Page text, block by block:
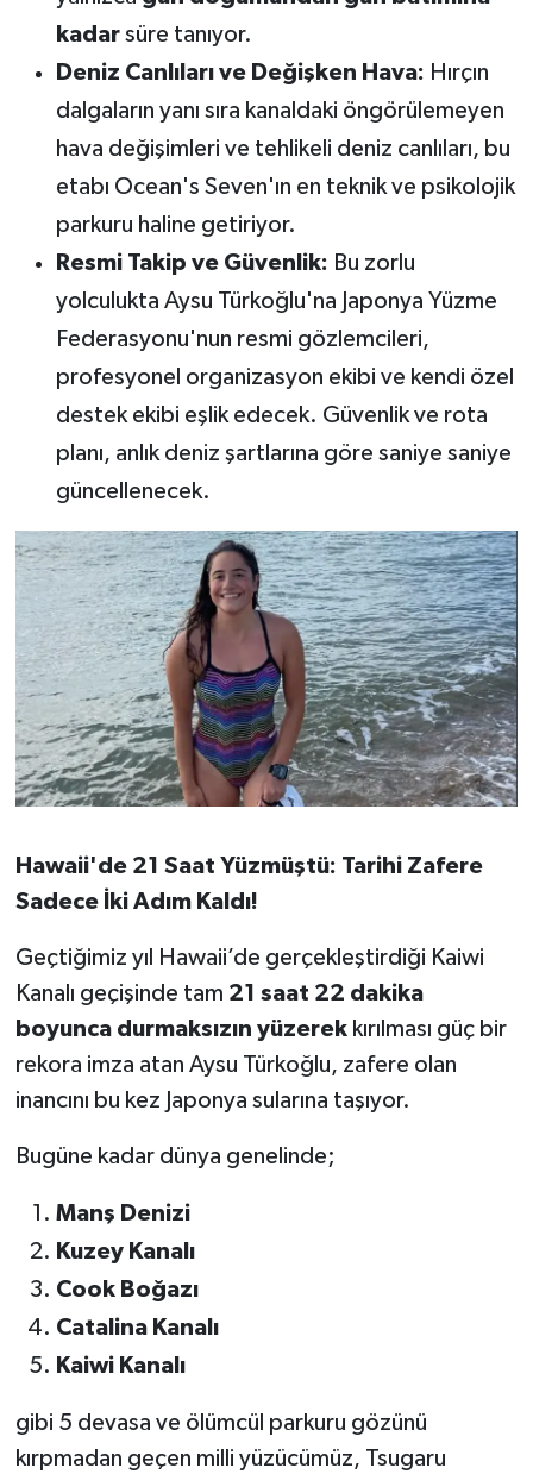
kadarsüre tanıyor.
Deniz Canlıları ve Değişken Hava: Hırçın
dalgaların yanı sıra kanaldaki öngörülemeyen
hava değişimleri ve tehlikeli deniz canlıları, bu
etabı Ocean's Seven'ın en teknik ve psikolojik
parkuru haline getiriyor.
Resmi Takip ve Güvenlik: Bu zorlu
yolculukta Aysu Türkoğlu'na Japonya Yüzme
Federasyonu'nun resmi gözlemcileri,
profesyonel organizasyon ekibi ve kendi özel
destek ekibi eşlik edecek. Güvenlik ve rota
planı, anlık deniz şartlarına göre saniye saniye
güncellenecek.
Hawaii'de 21 Saat Yüzmüştü: Tarihi Zafere
Sadece İki Adım Kaldı!
Geçtiğimiz yıl Hawaii’de gerçekleştirdiği Kaiwi
Kanalı geçişinde tam 21 saat 22 dakika
boyunca durmaksızın yüzerekkırılması güç bir
rekora imza atan Aysu Türkoğlu, zafere olan
inancını bu kez Japonya sularına taşıyor.
Bugüne kadar dünya genelinde;
Manş Denizi
Kuzey Kanalı
Cook Boğazı
Catalina Kanalı
Kaiwi Kanalı
gibi 5 devasa ve ölümcül parkuru gözünü
kırpmadan geçen milli yüzücümüz, Tsugaru